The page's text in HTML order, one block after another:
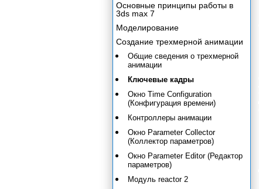
Основные принципы работы в
3ds max 7
Моделирование
Создание трехмерной анимации
Общие сведения о трехмерной
анимации
Ключевые кадры
Окно Time Configuration
(Конфигурация времени)
Контроллеры анимации
Окно Parameter Collector
(Коллектор параметров)
Окно Parameter Editor (Редактор
параметров)
Модуль reactor 2